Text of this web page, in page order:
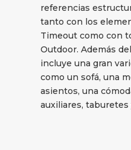
referencias
tanto con los
Timeout como con
Outdoor. Además
incluye una gran
como un sofá, una
asientos, una
auxiliares, taburetes